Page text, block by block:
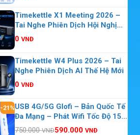
Timekettle X1 Meeting 2026 –
Tai Nghe Phiên Dịch Hội Nghị
Nhiều Người
0 VNĐ
Timekettle W4 Plus 2026 – Tai
Nghe Phiên Dịch AI Thế Hệ Mới
0 VNĐ
-21%USB 4G/5G Glofi – Bản Quốc Tế
Đa Mạng – Phát Wifi Tốc Độ 150
Mbps 10 Thiết Bị Kết Nối
750.000VNĐ590.000 VNĐ